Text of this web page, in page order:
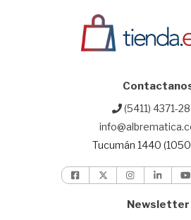
(5411) 4371-
Tucumán 1440
Newsletter